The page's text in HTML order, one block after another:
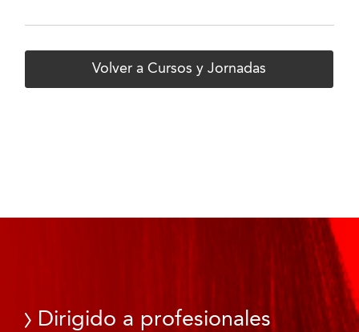
Volver a Cursos y Jornadas
Dirigido a profesionales